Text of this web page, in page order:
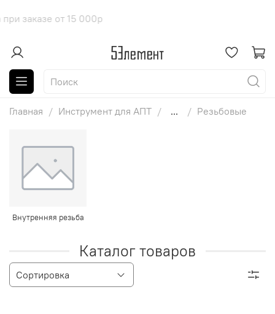
доставка при заказе от 15 000р
Главная Инструмент для АПТ ... Резьбовые
Внутренняя резьба
Каталог товаров